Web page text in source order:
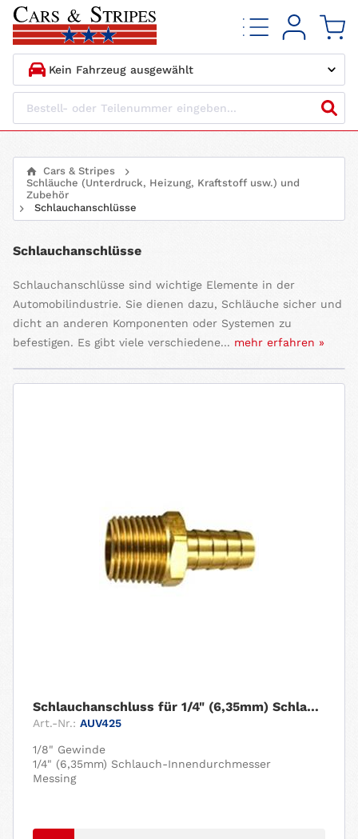
1. HERSTELLER
3. BAUJAHR
Cars & Stripes
Schläuche (Unterdruck, Heizung, Kraftstoff usw.) und
Zubehör
Schlauchanschlüsse
Schlauchanschlüsse
Schlauchanschlüsse sind wichtige Elemente in der
Automobilindustrie. Sie dienen dazu, Schläuche sicher und
dicht an anderen Komponenten oder Systemen zu
befestigen. Es gibt viele verschiedene... mehr erfahren »
Schlauchanschluss für 1/4" (6,35mm) Schlauch....
Art.-Nr.: AUV425
1/8" Gewinde
1/4" (6,35mm) Schlauch-Innendurchmesser
Messing